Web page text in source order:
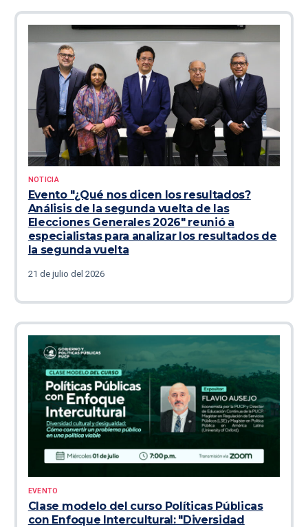
NOTICIA
Evento "¿Qué nos dicen los resultados?
Análisis de la segunda vuelta de las
Elecciones Generales 2026" reunió a
especialistas para analizar los resultados de
la segunda vuelta
21 de julio del 2026
EVENTO
Clase modelo del curso Políticas Públicas
con Enfoque Intercultural: "Diversidad